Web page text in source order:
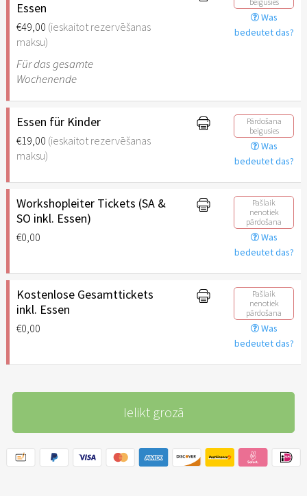
Essen
€49,00 (ieskaitot rezervēšanas
maksu)
Was
bedeutet das?
Für das gesamte
Wochenende
Essen für Kinder
€19,00 (ieskaitot rezervēšanas
maksu)
Pārdošana
beigusies
Was
bedeutet das?
Workshopleiter Tickets (SA &
SO inkl. Essen)
€0,00
Pašlaik
nenotiek
pārdošana
Was
bedeutet das?
Kostenlose Gesamttickets
inkl. Essen
€0,00
Pašlaik
nenotiek
pārdošana
Was
bedeutet das?
Ielikt grozā